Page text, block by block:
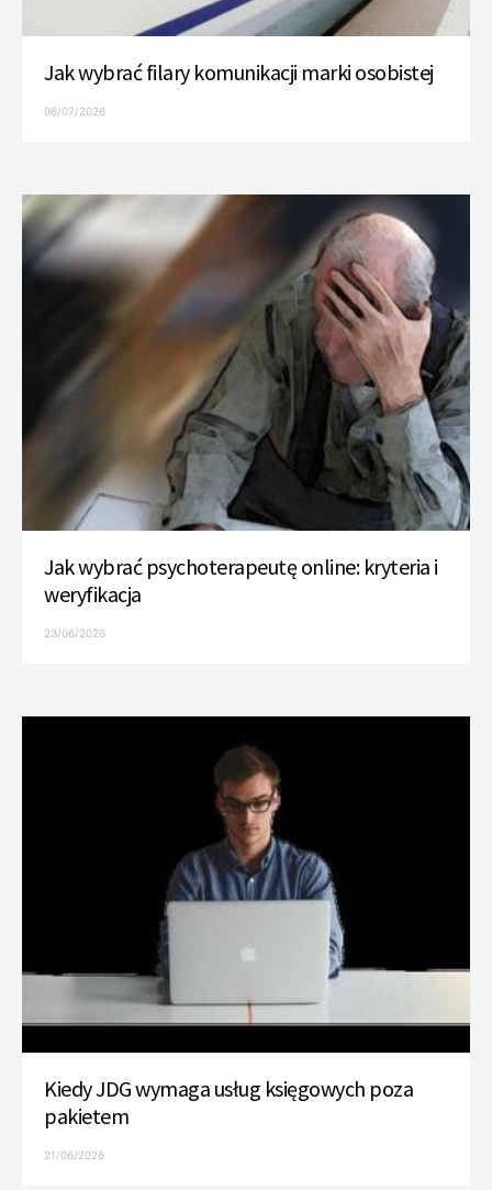
Jak wybrać filary komunikacji marki osobistej
06/07/2026
Jak wybrać psychoterapeutę online: kryteria i
weryfikacja
23/06/2026
Kiedy JDG wymaga usług księgowych poza
pakietem
21/06/2026